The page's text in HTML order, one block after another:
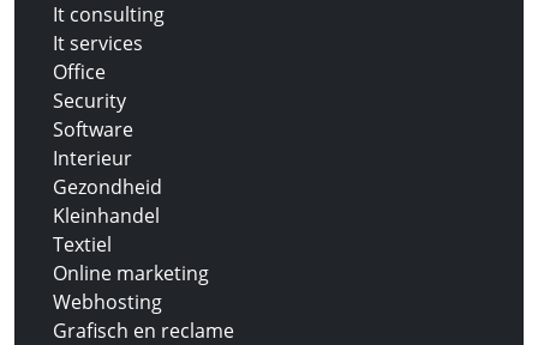
It consulting
It services
Office
Security
Software
Interieur
Gezondheid
Kleinhandel
Textiel
Online marketing
Webhosting
Grafisch en reclame